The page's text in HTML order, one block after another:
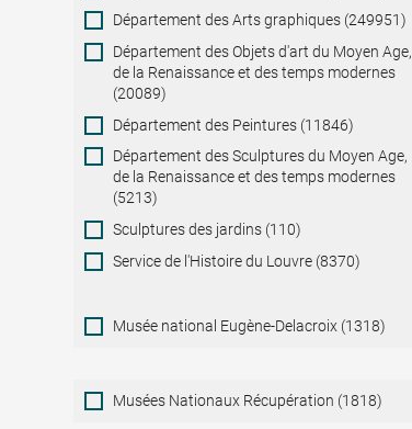
Département des Arts graphiques (249951)
Département des Objets d'art du Moyen Age,
de la Renaissance et des temps modernes
(20089)
Département des Peintures (11846)
Département des Sculptures du Moyen Age,
de la Renaissance et des temps modernes
(5213)
Sculptures des jardins (110)
Service de l'Histoire du Louvre (8370)
Musée national Eugène-Delacroix (1318)
Musées
Nationaux
Musées Nationaux Récupération (1818)